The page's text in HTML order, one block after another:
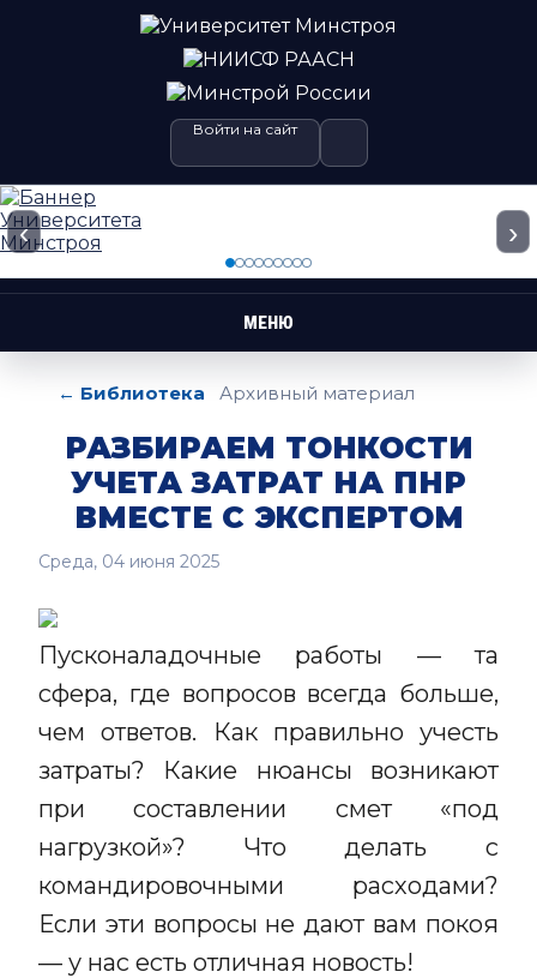
Войти на сайт
‹ ›
МЕНЮ
← Библиотека Архивный материал
РАЗБИРАЕМ ТОНКОСТИ
УЧЕТА ЗАТРАТ НА ПНР
ВМЕСТЕ С ЭКСПЕРТОМ
Среда, 04 июня 2025
Пусконаладочные работы — та
сфера, где вопросов всегда больше,
чем ответов. Как правильно учесть
затраты? Какие нюансы возникают
при составлении смет «под
нагрузкой»? Что делать с
командировочными расходами?
Если эти вопросы не дают вам покоя
— у нас есть отличная новость!